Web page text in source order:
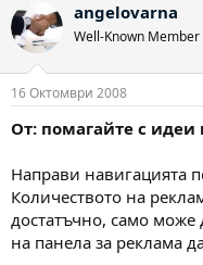
angelovarna
Well-Known Member
16 Октомври 2008
От: помагайте с
Направи навигацията
Количеството на
достатъчно, само
на панела за реклама